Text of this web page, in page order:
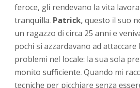
feroce, gli rendevano la vita
tranquilla. Patrick, questo il suo
un ragazzo di circa 25 anni e
pochi si azzardavano ad
problemi nel locale: la sua sola
monito sufficiente. Quando mi
tecniche per picchiare senza